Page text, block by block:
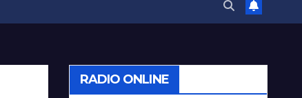
RADIO ONLINE